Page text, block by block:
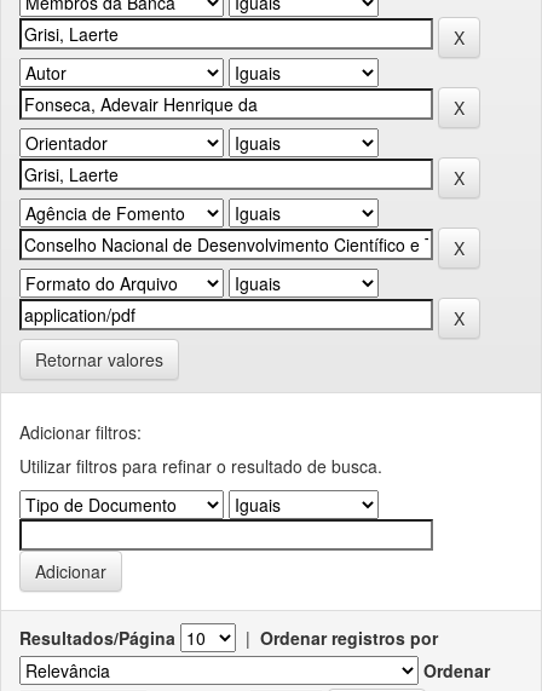
Retornar valores
Adicionar filtros:
Utilizar filtros para refinar o resultado de busca.
Resultados/Página | Ordenar registros por
Ordenar